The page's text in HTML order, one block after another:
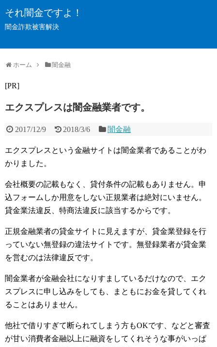
それ闇金ですよ！
闇金詐欺被害解決
ホーム 闇金融
[PR]
エクスプレスは闇金融業者です。
2017/12/9 2018/3/6 闇金融
エクスプレスという金融サイトは闇金業者であることがわ
かりました。
会社概要の記載もなく、貸付条件の記載もありません。申
込フォームしか用意をしない正規業者は絶対にいません。
貸金業法違反、特商法違反に該当するからです。
正規金融業者の貸金サイトに見えますが、貸金業登録を行
っていない無登録の違法サイトです。無登録業者が貸金業
を営むのは法律違反です。
闇金業者が金融会社になりすましているだけなので、エク
スプレスに申し込みをしても、まともにお金を貸してくれ
ることはありません。
他社で借りすぎて断られてしまう方もOKです、などと審査
が甘い消費者金融以上に融資をしてくれそうな事がいっぱ